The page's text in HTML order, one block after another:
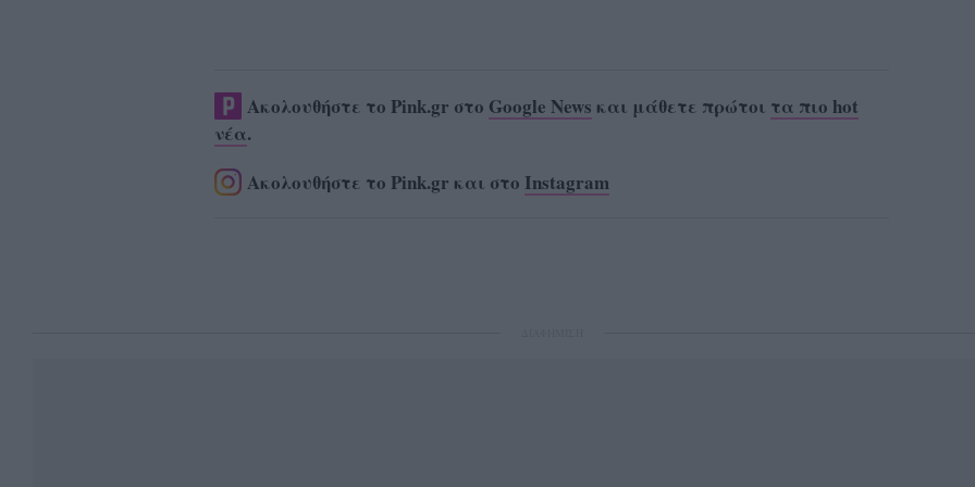
Ακολουθήστε το Pink.gr στο Google News και μάθετε πρώτοι τα πιο hot
νέα.
Ακολουθήστε το Pink.gr και στο Instagram